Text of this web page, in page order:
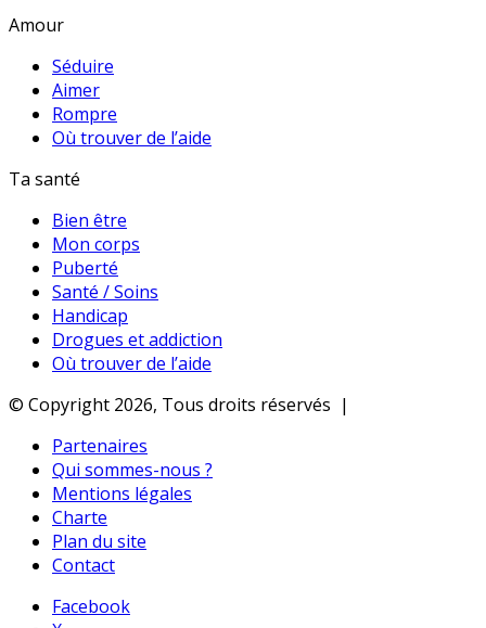
Amour
Séduire
Aimer
Rompre
Où trouver de l’aide
Ta santé
Bien être
Mon corps
Puberté
Santé / Soins
Handicap
Drogues et addiction
Où trouver de l’aide
© Copyright 2026, Tous droits réservés |
Partenaires
Qui sommes-nous ?
Mentions légales
Charte
Plan du site
Contact
Facebook